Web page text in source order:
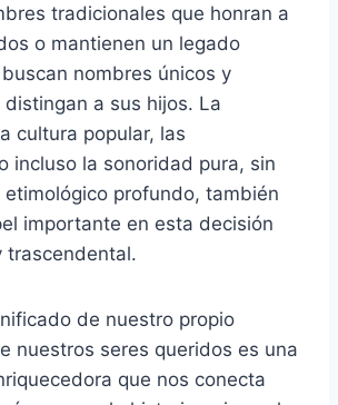
tradicionales que honran a
o mantienen un legado
nombres únicos y
distingan a sus hijos. La
cultura popular, las
incluso la sonoridad pura, sin
profundo, también
importante en esta decisión
trascendental.
de nuestro propio
nuestros seres queridos es una
que nos conecta